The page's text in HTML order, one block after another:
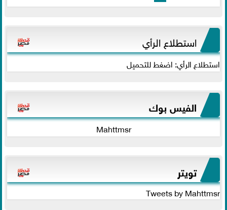
استطلاع الرأي
استطلاع الرأي: اضغط للتحميل
الفيس بوك
Mahttmsr
تويتر
Tweets by Mahttmsr